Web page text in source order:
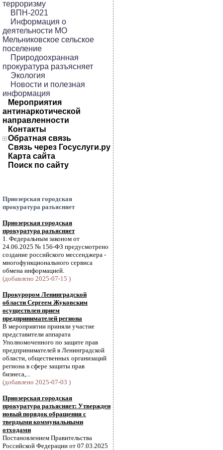
терроризму
ВПН-2021
Информация о
деятельности МО
Мельниковское сельское
поселение
Природоохранная
прокуратура разъясняет
Экология
Новости и полезная
информация
Мероприятия
антинаркотической
направленности
Контакты
Обратная связь
Связь через Госуслуги.ру
Карта сайта
Поиск по сайту
Приозерская городская
прокуратура разъясняет
Приозерская городская
прокуратура разъясняет
1. Федеральным законом от
24.06.2025 № 156-ФЗ предусмотрено
создание российского мессенджера -
многофункционального сервиса
обмена информацией.
(добавлено 2025-07-15 )
Прокурором Ленинградской
области Сергеем Жуковским
осуществлен прием
предпринимателей региона
В мероприятии приняли участие
представители аппарата
Уполномоченного по защите прав
предпринимателей в Ленинградской
области, общественных организаций
региона в сфере защиты прав
бизнеса,...
(добавлено 2025-07-03 )
Приозерская городская
прокуратура разъясняет: Утвержден
новый порядок обращения с
твердыми коммунальными
отходами
Постановлением Правительства
Российской Федерации от 07.03.2025